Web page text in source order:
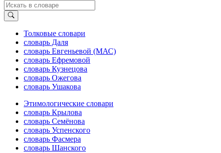
Толковые словари
словарь Даля
словарь Евгеньевой (МАС)
словарь Ефремовой
словарь Кузнецова
словарь Ожегова
словарь Ушакова
Этимологические словари
словарь Крылова
словарь Семёнова
словарь Успенского
словарь Фасмера
словарь Шанского